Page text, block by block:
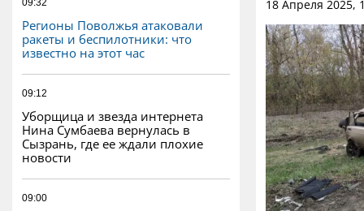
Регионы Поволжья атаковали
ракеты и беспилотники: что
известно на этот час
09:12
Уборщица и звезда интернета
Нина Сумбаева вернулась в
Сызрань, где ее ждали плохие
новости
09:00
18 Апреля 2025,